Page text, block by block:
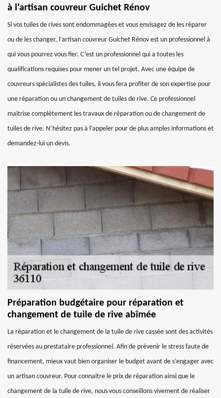
à l’artisan couvreur Guichet Rénov
Si vos tuiles de rives sont endommagées et vous envisagez de les réparer
ou de les changer, l’artisan couvreur Guichet Rénov est un professionnel à
qui vous pourrez vous fier. C’est un professionnel qui a toutes les
qualifications requises pour mener un tel projet. Avec une équipe de
couvreurs spécialistes des tuiles, il vous fera profiter de son expertise pour
une réparation ou un changement de tuiles de rive. Ce professionnel
maitrise complètement les travaux de réparation ou de changement de
tuiles de rive. N’hésitez pas à l’appeler pour de plus amples informations et
demandez-lui un devis.
Préparation budgétaire pour réparation et
changement de tuile de rive abîmée
La réparation et le changement de la tuile de rive cassée sont des activités
réservées au prestataire professionnel. Afin de prévenir le stress faute de
financement, mieux vaut bien organiser le budget avant de s’engager avec
un artisan couvreur. Pour connaitre le prix de réparation ainsi que le
changement de la tuile de rive, nous vous conseillons vivement de réaliser